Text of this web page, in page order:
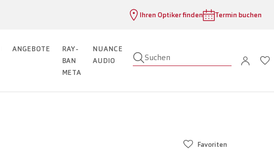
Ihren Optiker finden Termin buchen
ANGEBOTE
RAY-
BAN
META
NUANCE
AUDIO
Suchen
Favoriten